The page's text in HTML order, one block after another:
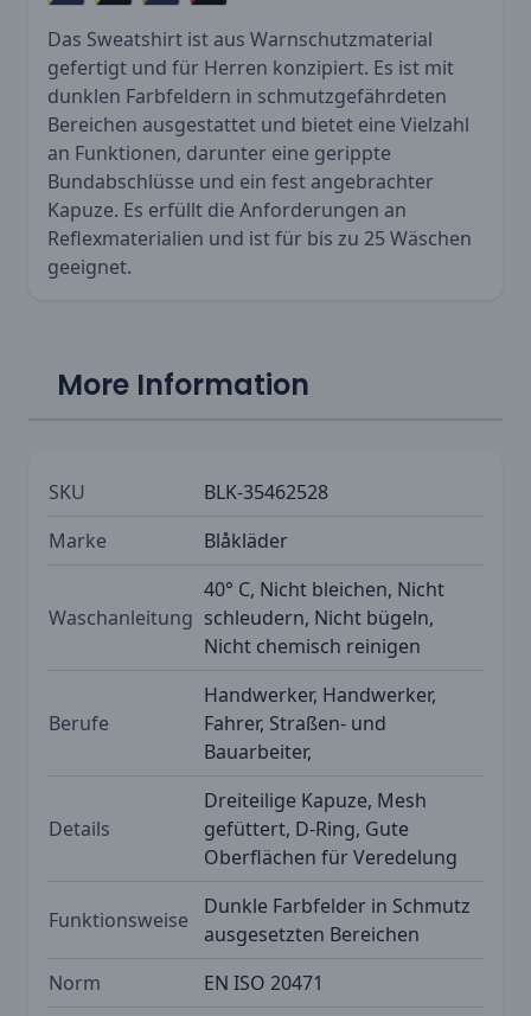
Das Sweatshirt ist aus Warnschutzmaterial
gefertigt und für Herren konzipiert. Es ist mit
dunklen Farbfeldern in schmutzgefährdeten
Bereichen ausgestattet und bietet eine Vielzahl
an Funktionen, darunter eine gerippte
Bundabschlüsse und ein fest angebrachter
Kapuze. Es erfüllt die Anforderungen an
Reflexmaterialien und ist für bis zu 25 Wäschen
geeignet.
More Information
SKU
BLK-35462528
Marke
Blåkläder
Waschanleitung
40° C, Nicht bleichen, Nicht
schleudern, Nicht bügeln,
Nicht chemisch reinigen
Berufe
Handwerker, Handwerker,
Fahrer, Straßen- und
Bauarbeiter,
Details
Dreiteilige Kapuze, Mesh
gefüttert, D-Ring, Gute
Oberflächen für Veredelung
Funktionsweise
Dunkle Farbfelder in Schmutz
ausgesetzten Bereichen
Norm
EN ISO 20471